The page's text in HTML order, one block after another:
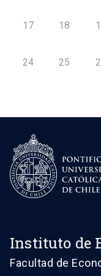
17 18
24 25
Instituto de
Facultad de